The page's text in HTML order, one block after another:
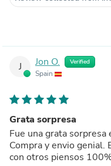
J Jon O. Verified
Spain
Grata sorpresa
Fue una grata
Compra y envio genial.
con otros piensos